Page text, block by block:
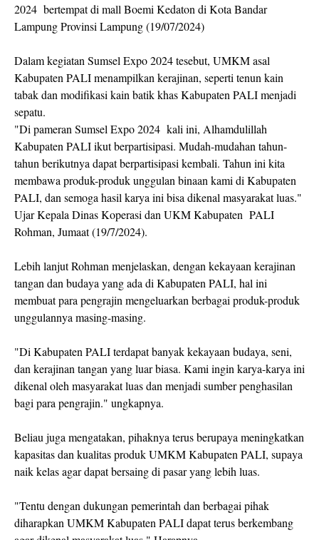
2024 bertempat di mall Boemi Kedaton di Kota Bandar
Lampung Provinsi Lampung (19/07/2024)
Dalam kegiatan Sumsel Expo 2024 tesebut, UMKM asal
Kabupaten PALI menampilkan kerajinan, seperti tenun kain
tabak dan modifikasi kain batik khas Kabupaten PALI menjadi
sepatu.
"Di pameran Sumsel Expo 2024 kali ini, Alhamdulillah
Kabupaten PALI ikut berpartisipasi. Mudah-mudahan tahun-
tahun berikutnya dapat berpartisipasi kembali. Tahun ini kita
membawa produk-produk unggulan binaan kami di Kabupaten
PALI, dan semoga hasil karya ini bisa dikenal masyarakat luas."
Ujar Kepala Dinas Koperasi dan UKM Kabupaten PALI
Rohman, Jumaat (19/7/2024).
Lebih lanjut Rohman menjelaskan, dengan kekayaan kerajinan
tangan dan budaya yang ada di Kabupaten PALI, hal ini
membuat para pengrajin mengeluarkan berbagai produk-produk
unggulannya masing-masing.
"Di Kabupaten PALI terdapat banyak kekayaan budaya, seni,
dan kerajinan tangan yang luar biasa. Kami ingin karya-karya ini
dikenal oleh masyarakat luas dan menjadi sumber penghasilan
bagi para pengrajin." ungkapnya.
Beliau juga mengatakan, pihaknya terus berupaya meningkatkan
kapasitas dan kualitas produk UMKM Kabupaten PALI, supaya
naik kelas agar dapat bersaing di pasar yang lebih luas.
"Tentu dengan dukungan pemerintah dan berbagai pihak
diharapkan UMKM Kabupaten PALI dapat terus berkembang